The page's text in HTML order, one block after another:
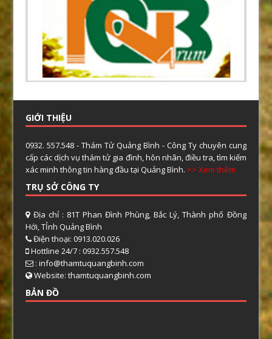
GIỚI THIỆU
0932. 557.548 - Thám Tử Quảng Bình - Công Ty chuyên cung
cấp các dịch vụ thám tử gia đình, hôn nhân, điều tra, tìm kiếm
xác minh thông tin hàng đầu tại Quảng Bình. >> Xem thêm
TRỤ SỞ CÔNG TY
Địa chỉ : 81T Phan Đình Phùng, Bắc Lý, Thành phố Đồng
Hới, TỈnh Quảng Bình
Điện thoại: 0913.020.026
Hottline 24/7 : 0932.557.548
: info@thamtuquangbinh.com
Website: thamtuquangbinh.com
BẢN ĐỒ